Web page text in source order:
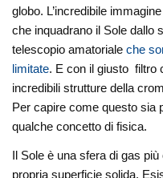
globo. L’incredibile
che inquadrano il Sole dallo
telescopio amatorialeche
limitate. E con il giusto filtro
incredibili strutture della
Per capire come questo sia
qualche concetto di fisica.
Il Sole è una sfera di gas
propria superficie solida.